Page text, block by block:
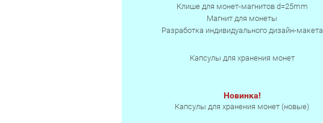
Клише для монет-магнитов d=25mm
Магнит для монеты
Разработка индивидуального дизайн-макета
Капсулы для хранения монет
Новинка!
Капсулы для хранения монет (новые)